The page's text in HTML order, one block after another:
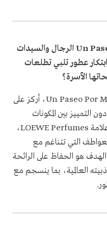
تناسب تشكيلة Un Paseo Por Madrid الرجال والسيدات
عطور تلبي تطلعات
الآسرة؟
عند ابتكاري لعطور تشكيلة Un Paseo Por Madrid، أركز على
التمييز بين المكونات
الذكورية أو الأنثوية التقليدية. وفي علامة LOEWE Perfumes،
التي تتناغم مع
هو الحفاظ على الرائحة
العالمية، بما ينسجم مع